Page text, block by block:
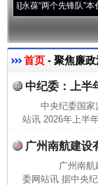
“两个先锋队”本色·[视频]
首页 - 聚焦廉
中纪委：上半
中央纪委国
站讯 2026年上半
广州南航建设
广州南航建
委网站讯 据中央